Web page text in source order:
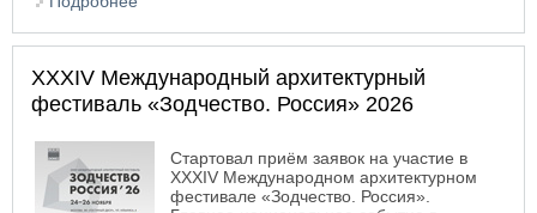
XXXIV Международный архитектурный
фестиваль «Зодчество. Россия» 2026
Стартовал приём заявок на участие в
XXXIV Международном архитектурном
фестивале «Зодчество. Россия».